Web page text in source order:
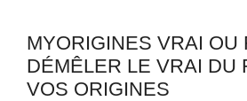
MYORIGINES VRAI OU
DÉMÊLER LE VRAI DU
VOS ORIGINES